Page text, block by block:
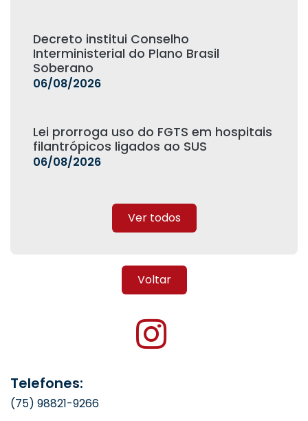
Decreto institui Conselho
Interministerial do Plano Brasil
Soberano
06/08/2026
Lei prorroga uso do FGTS em hospitais
filantrópicos ligados ao SUS
06/08/2026
Ver todos
Voltar
Telefones:
(75) 98821-9266